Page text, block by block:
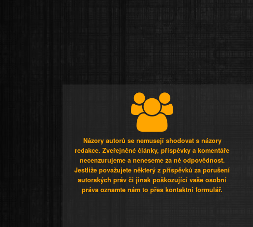
Názory autorů se nemusejí shodovat s názory
redakce. Zveřejněné články, příspěvky a komentáře
necenzurujeme a neneseme za ně odpovědnost.
Jestliže považujete některý z příspěvků za porušení
autorských práv či jinak poškozující vaše osobní
práva oznamte nám to přes kontaktní formulář.